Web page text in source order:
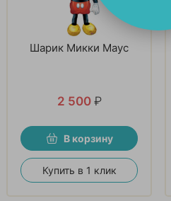
Шарик Микки Маус
2 500 ₽
В корзину
Купить в 1 клик